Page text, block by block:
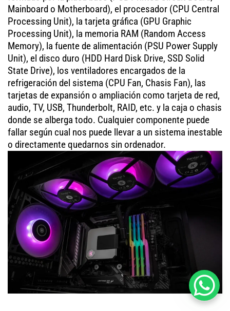
Mainboard o Motherboard), el procesador (CPU Central
Processing Unit), la tarjeta gráfica (GPU Graphic
Processing Unit), la memoria RAM (Random Access
Memory), la fuente de alimentación (PSU Power Supply
Unit), el disco duro (HDD Hard Disk Drive, SSD Solid
State Drive), los ventiladores encargados de la
refrigeración del sistema (CPU Fan, Chasis Fan), las
tarjetas de expansión o ampliación como tarjeta de red,
audio, TV, USB, Thunderbolt, RAID, etc. y la caja o chasis
donde se alberga todo. Cualquier componente puede
fallar según cual nos puede llevar a un sistema inestable
o directamente quedarnos sin ordenador.